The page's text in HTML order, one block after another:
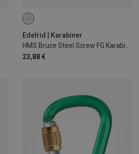
Edelrid | Karabiner
HMS Bruce Steel Screw FG Karabiner
23,88 €